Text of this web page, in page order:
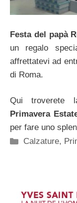
Festa del papà
un regalo
affrettatevi ad
di Roma.
Qui troverete
Primavera
per fare uno
Categorie
Calzature,